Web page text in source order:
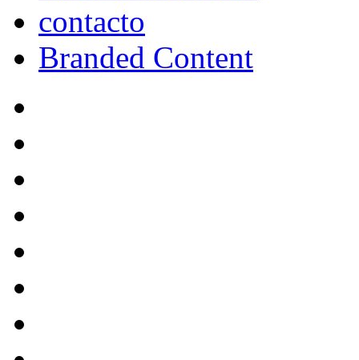
contacto
Branded Content